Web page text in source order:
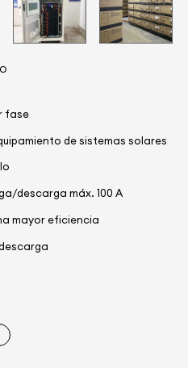
fase
de sistemas solares
descarga máx. 100 A
mayor eficiencia